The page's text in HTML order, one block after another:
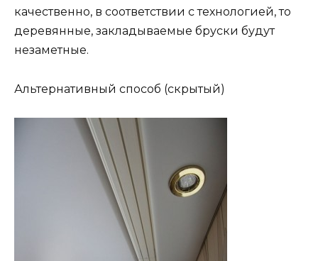
качественно, в соответствии с технологией, то
деревянные, закладываемые бруски будут
незаметные.
Альтернативный способ (скрытый)